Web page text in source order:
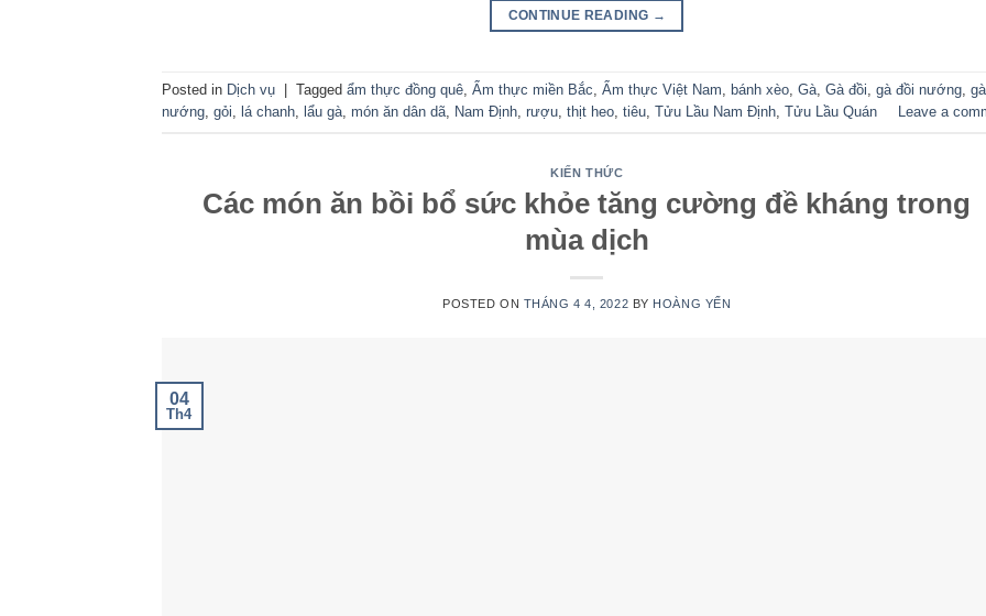
CONTINUE READING →
Posted in Dịch vụ Tagged ẩm thực đồng quê, Ẩm thực miền Bắc, Ẩm thực Việt Nam, bánh xèo, Gà, Gà đồi, gà đồi nướng, gà
nướng, gỏi, lá chanh, lẩu gà, món ăn dân dã, Nam Định, rượu, thịt heo, tiêu, Tửu Lầu Nam Định, Tửu Lầu Quán Leave a
KIẾN THỨC
Các món ăn bồi bổ sức khỏe tăng cường đề kháng trong
mùa dịch
POSTED ON THÁNG 4 4, 2022 BY HOÀNG YẾN
04
Th4